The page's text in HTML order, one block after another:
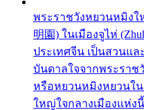
พระราชวังหยวนหมิงให
明園) ในเมืองจูไห่
ประเทศจีน เป็นสวนแ
บันดาลใจจากพระราชวั
หรือหยวนหมิงหยวนใ
ใหญ่ใจกลางเมืองแห่ง